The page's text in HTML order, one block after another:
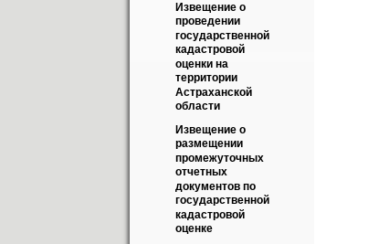
Извещение о
проведении
государственной
кадастровой
оценки на
территории
Астраханской
области
Извещение о
размещении
промежуточных
отчетных
документов по
государственной
кадастровой
оценке